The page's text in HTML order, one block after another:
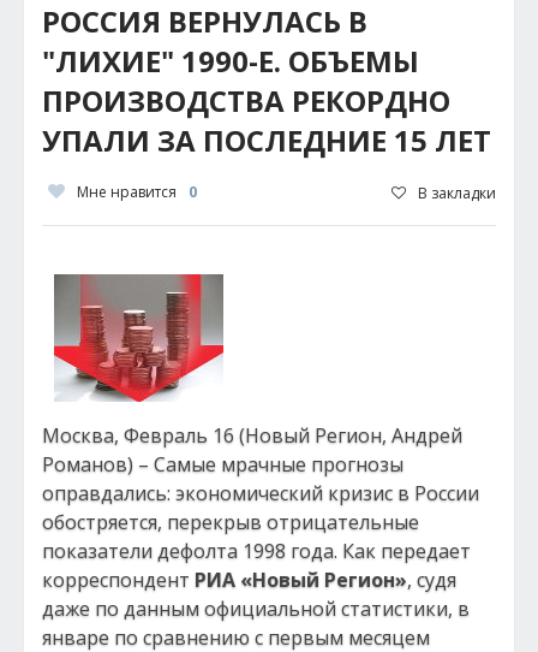
РОССИЯ ВЕРНУЛАСЬ В
"ЛИХИЕ" 1990-Е. ОБЪЕМЫ
ПРОИЗВОДСТВА РЕКОРДНО
УПАЛИ ЗА ПОСЛЕДНИЕ 15 ЛЕТ
Мне нравится 0 В закладки
Москва, Февраль 16 (Новый Регион, Андрей
Романов) – Самые мрачные прогнозы
оправдались: экономический кризис в России
обостряется, перекрыв отрицательные
показатели дефолта 1998 года. Как передает
корреспондент РИА «Новый Регион», судя
даже по данным официальной статистики, в
январе по сравнению с первым месяцем